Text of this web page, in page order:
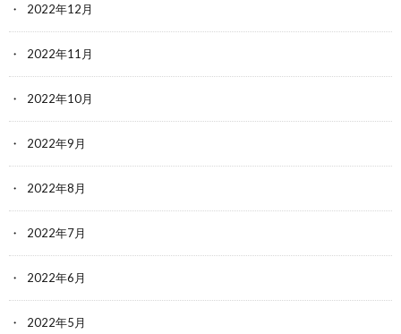
2022年12月
2022年11月
2022年10月
2022年9月
2022年8月
2022年7月
2022年6月
2022年5月